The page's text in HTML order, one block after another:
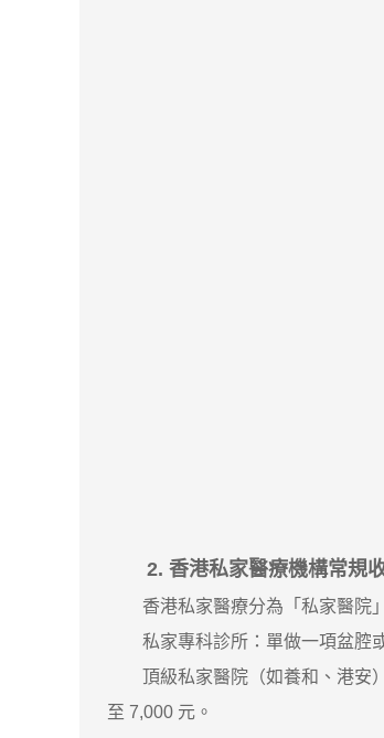
2. 香港私家醫療機構常規
香港私家醫療分為「私家醫院」
私家專科診所：單做一項盆腔或
頂級私家醫院（如養和、港安）
至 7,000 元。